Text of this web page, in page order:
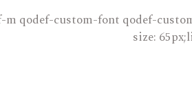
m qodef-custom-font qodef-
size: